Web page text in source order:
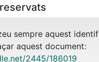
sempre aquest
aquest document:
2445/186019